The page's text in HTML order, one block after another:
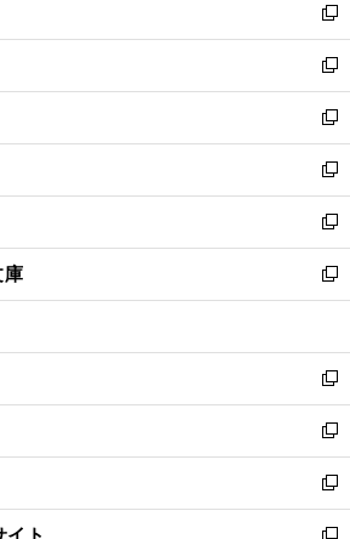
で
開
く
ド
ウ
で
開
く
ィ
ン
ド
ウ
で
開
く
い
ウ
ィ
ン
ド
ウ
で
開
く
新
し
い
ウ
ィ
ン
ド
ウ
で
開
く
新
し
い
ウ
ィ
ン
ド
ウ
で
開
新
し
い
ウ
ィ
ン
ド
ウ
開
く
新
し
い
ウ
ィ
ン
ウ
で
開
く
新
し
い
ウ
ン
ド
ウ
で
開
く
庫
新
し
ウ
ィ
ン
ド
ウ
で
開
く
新
し
い
ウ
ィ
ン
新
し
い
ウ
新
し